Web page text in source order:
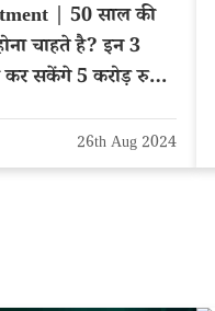
| 50 साल की
चाहते है? इन 3
कर सकेंगे 5 करोड़ रुपये
26th Aug 2024